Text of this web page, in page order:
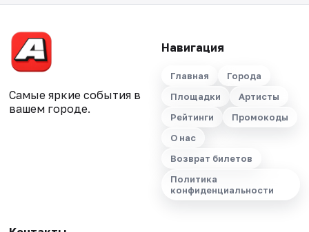
Самые яркие события в
вашем городе.
Навигация
Главная
Города
Площадки
Артисты
Рейтинги
Промокоды
О нас
Возврат билетов
Политика
конфиденциальности